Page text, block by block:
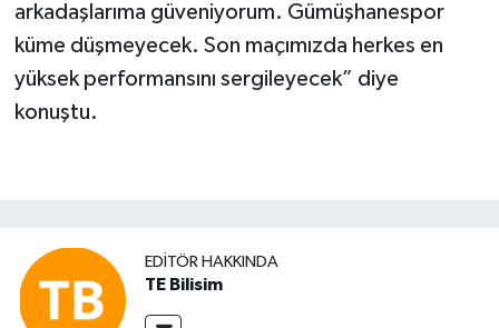
arkadaşlarıma güveniyorum. Gümüşhanespor
küme düşmeyecek. Son maçımızda herkes en
yüksek performansını sergileyecek” diye
konuştu.
EDITÖR HAKKINDA
TE Bilisim